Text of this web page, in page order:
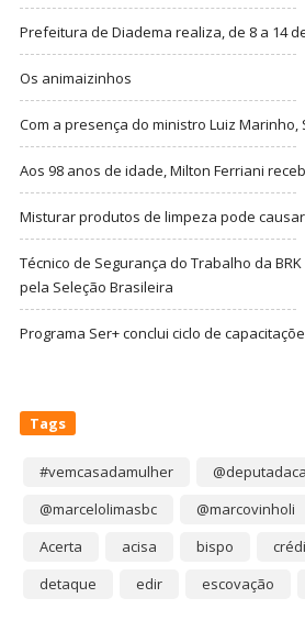
Prefeitura de Diadema realiza, de 8 a 14
Os animaizinhos
Com a presença do ministro Luiz
Aos 98 anos de idade, Milton Ferriani
Misturar produtos de limpeza pode
Técnico de Segurança do Trabalho da
pela Seleção Brasileira
Programa Ser+ conclui ciclo de
Tags
#vemcasadamulher
@marcelolimasbc
@marcovinholi
Acerta
acisa bispo
detaque
edir escovação